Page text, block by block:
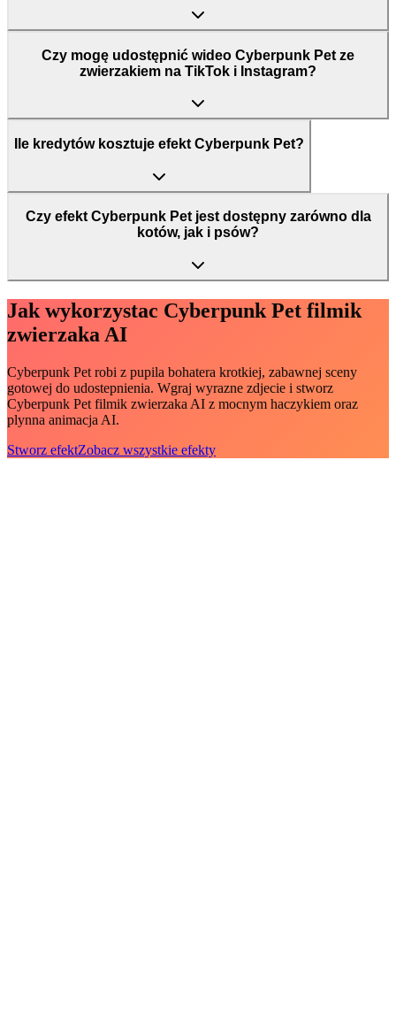
Czy mogę udostępnić wideo Cyberpunk Pet ze
zwierzakiem na TikTok i Instagram?
Ile kredytów kosztuje efekt Cyberpunk Pet?
Czy efekt Cyberpunk Pet jest dostępny zarówno dla
kotów, jak i psów?
Jak wykorzystac Cyberpunk Pet filmik
zwierzaka AI
Cyberpunk Pet robi z pupila bohatera krotkiej, zabawnej sceny
gotowej do udostepnienia. Wgraj wyrazne zdjecie i stworz
Cyberpunk Pet filmik zwierzaka AI z mocnym haczykiem oraz
plynna animacja AI.
Stworz efektZobacz wszystkie efekty